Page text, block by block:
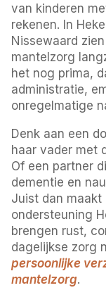
van kinderen
rekenen. In
Nissewaard
mantelzorg
het nog prima,
administratie,
onregelmatige
Denk aan een
haar vader met
Of een partner
dementie en
Juist dan maakt
ondersteuning
brengen rust,
dagelijkse zorg
persoonlijke
mantelzorg.